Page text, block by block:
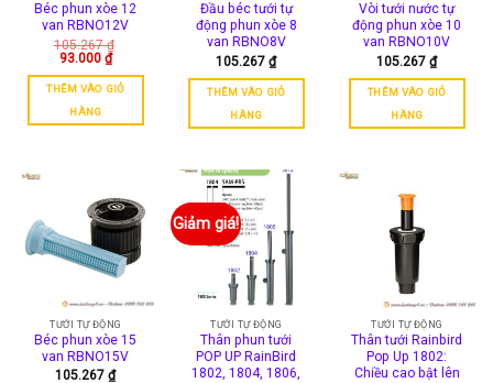
Béc phun xòe 12
van RBNO12V
105.267₫
Giá
là:
105.267 ₫.
93.000 ₫Giá
hiện
tại
là:
THÊM VÀO GIỎ
HÀNG
Đầu béc tưới tự
động phun xòe 8
van RBNO8V
105.267₫
THÊM VÀO GIỎ
HÀNG
Vòi tưới nước tự
động phun xòe 10
van RBNO10V
105.267₫
THÊM VÀO GIỎ
HÀNG
TƯỚI TỰ ĐỘNG
Béc phun xòe 15
van RBNO15V
105.267₫
Giảm giá!
TƯỚI TỰ ĐỘNG
Thân phun tưới
POP UP RainBird
1802, 1804, 1806,
TƯỚI TỰ ĐỘNG
Thân tưới Rainbird
Pop Up 1802:
Chiều cao bật lên